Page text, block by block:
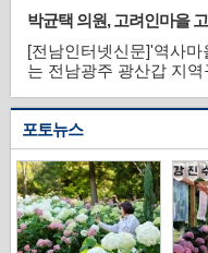
은 산림 자원을 보호하
위한 것으로, 군은 산림
박균택 의원, 고려인마을
에 큰 감동’
[전남인터넷신문]'역사
는 전남광주 광산갑 지
의료지원 실태를 살펴봤
원은 이날 진료소를 방문
고 의료진과 자원봉사자
포토뉴스